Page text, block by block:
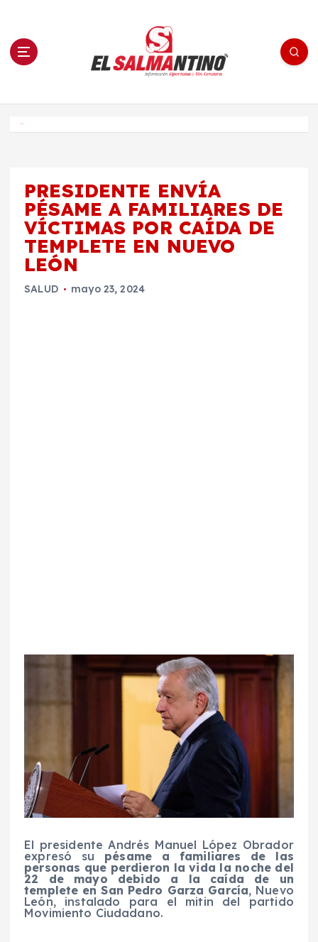
n El Salmantino - medios/noticias/editorial
PRESIDENTE ENVÍA
PÉSAME A FAMILIARES DE
VÍCTIMAS POR CAÍDA DE
TEMPLETE EN NUEVO
LEÓN
SALUD mayo 23, 2024
El presidente Andrés Manuel López Obrador
expresó su pésame a familiares de las
personas que perdieron la vida la noche del
22 de mayo debido a la caída de un
templete en San Pedro Garza García, Nuevo
León, instalado para el mitin del partido
Movimiento Ciudadano.